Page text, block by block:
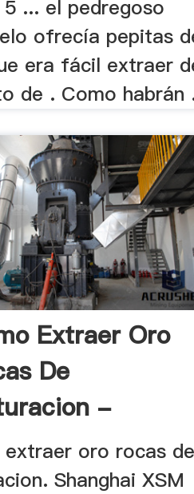
... el pedregoso
ofrecía pepitas
era fácil extraer
de . Como habrán
Extraer Oro
De
-
.
extraer oro rocas de
Shanghai XSM